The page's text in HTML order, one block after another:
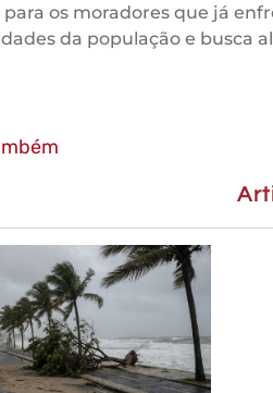
para os moradores que já
da população e busca